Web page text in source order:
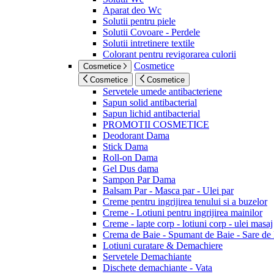
Aparat deo Wc
Solutii pentru piele
Solutii Covoare - Perdele
Solutii intretinere textile
Colorant pentru revigorarea culorii
Cosmetice Cosmetice
Cosmetice Cosmetice
Servetele umede antibacteriene
Sapun solid antibacterial
Sapun lichid antibacterial
PROMOTII COSMETICE
Deodorant Dama
Stick Dama
Roll-on Dama
Gel Dus dama
Sampon Par Dama
Balsam Par - Masca par - Ulei par
Creme pentru ingrijirea tenului si a buzelor
Creme - Lotiuni pentru ingrijirea mainilor
Creme - lapte corp - lotiuni corp - ulei masaj
Crema de Baie - Spumant de Baie - Sare de
Lotiuni curatare & Demachiere
Servetele Demachiante
Dischete demachiante - Vata